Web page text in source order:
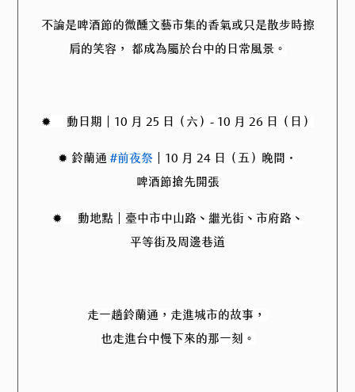
不論是啤酒節的微醺文藝市集的香氣或只是散步時擦
肩的笑容， 都成為屬於台中的日常風景。
✹ 活動日期｜10 月 25 日（六）- 10 月 26 日（日）
✹ 鈴蘭通 #前夜祭 ｜10 月 24 日（五）晚間・
啤酒節搶先開張
✹ 活動地點｜臺中市中山路、繼光街、市府路、
平等街及周邊巷道
走一趟鈴蘭通，走進城市的故事，
也走進台中慢下來的那一刻。